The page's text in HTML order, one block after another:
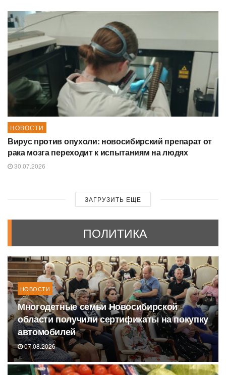
НОВОСТИ
Вирус против опухоли: новосибирский препарат от
рака мозга переходит к испытаниям на людях
30.07.2026
ЗАГРУЗИТЬ ЕЩЕ
ПОЛИТИКА
НОВОСТИ
Многодетные семьи Новосибирской
области получили сертификаты на покупку
автомобилей
07.08.2026